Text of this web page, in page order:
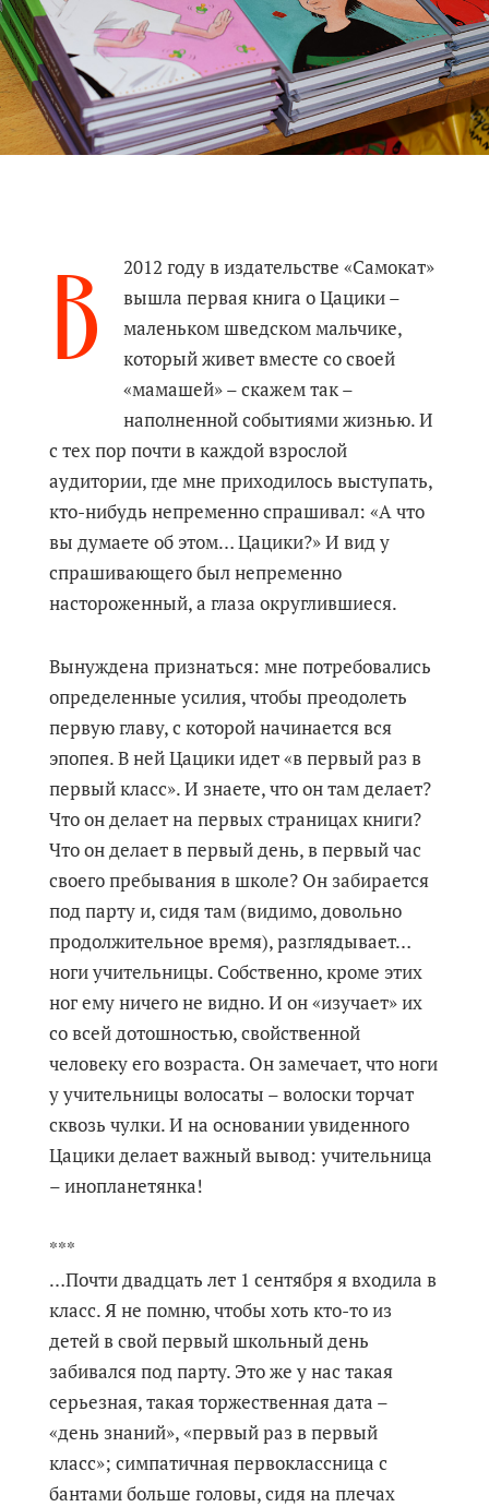
В
2012 году в издательстве «Самокат»
вышла первая книга о Цацики –
маленьком шведском мальчике,
который живет вместе со своей
«мамашей» – скажем так –
наполненной событиями жизнью. И
с тех пор почти в каждой взрослой
аудитории, где мне приходилось выступать,
кто-нибудь непременно спрашивал: «А что
вы думаете об этом… Цацики?» И вид у
спрашивающего был непременно
настороженный, а глаза округлившиеся.
Вынуждена признаться: мне потребовались
определенные усилия, чтобы преодолеть
первую главу, с которой начинается вся
эпопея. В ней Цацики идет «в первый раз в
первый класс». И знаете, что он там делает?
Что он делает на первых страницах книги?
Что он делает в первый день, в первый час
своего пребывания в школе? Он забирается
под парту и, сидя там (видимо, довольно
продолжительное время), разглядывает…
ноги учительницы. Собственно, кроме этих
ног ему ничего не видно. И он «изучает» их
со всей дотошностью, свойственной
человеку его возраста. Он замечает, что ноги
у учительницы волосаты – волоски торчат
сквозь чулки. И на основании увиденного
Цацики делает важный вывод: учительница
– инопланетянка!
***
…Почти двадцать лет 1 сентября я входила в
класс. Я не помню, чтобы хоть кто-то из
детей в свой первый школьный день
забивался под парту. Это же у нас такая
серьезная, такая торжественная дата –
«день знаний», «первый раз в первый
класс»; симпатичная первоклассница с
бантами больше головы, сидя на плечах